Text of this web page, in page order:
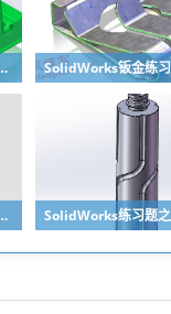
建模，看似曲面实则特征
绘制，螺纹收尾是关键技巧